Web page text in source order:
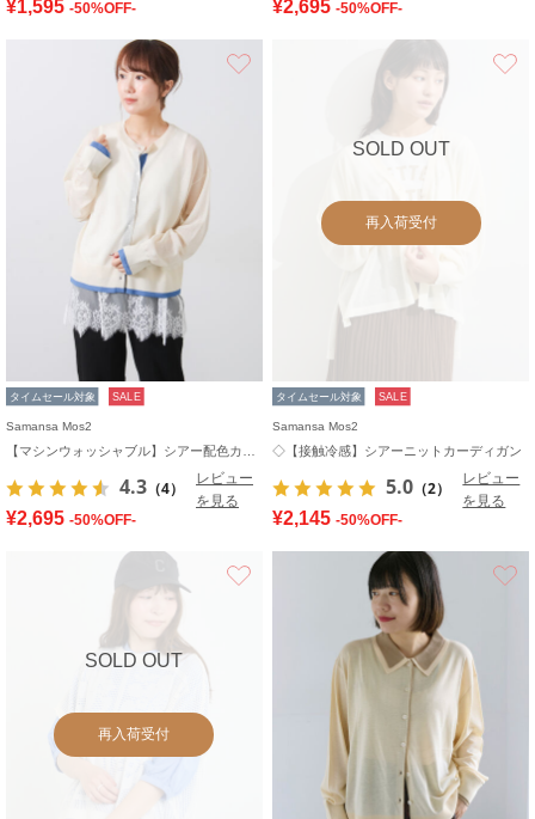
¥1,595 -50%OFF-
¥2,695 -50%OFF-
タイムセール対象 SALE
Samansa Mos2
4.3 （4）
レビュー
を見る
¥2,695 -50%OFF-
SOLD OUT
再入荷受付
タイムセール対象 SALE
Samansa Mos2
◇【接触冷感】シアーニットカーディガン
5.0 （2）
レビュー
を見る
¥2,145 -50%OFF-
SOLD OUT
再入荷受付